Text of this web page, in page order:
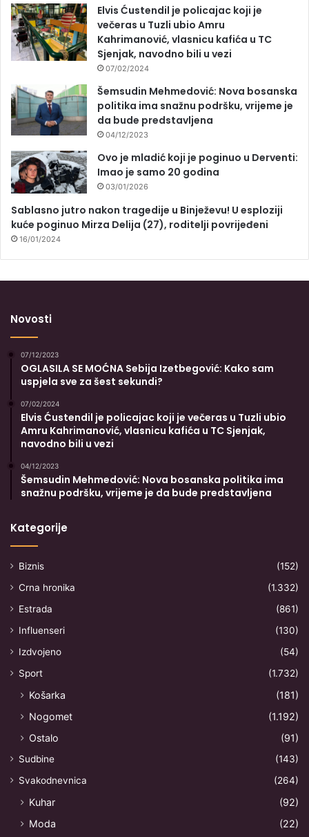
Elvis Ćustendil je policajac koji je
večeras u Tuzli ubio Amru
Kahrimanović, vlasnicu kafića u TC
Sjenjak, navodno bili u vezi
07/02/2024
Šemsudin Mehmedović: Nova bosanska
politika ima snažnu podršku, vrijeme je
da bude predstavljena
04/12/2023
Ovo je mladić koji je poginuo u Derventi:
Imao je samo 20 godina
03/01/2026
Sablasno jutro nakon tragedije u Binježevu! U esploziji
kuće poginuo Mirza Delija (27), roditelji povrijeđeni
16/01/2024
Novosti
07/12/2023
OGLASILA SE MOĆNA Sebija Izetbegović: Kako sam
uspjela sve za šest sekundi?
07/02/2024
Elvis Ćustendil je policajac koji je večeras u Tuzli ubio
Amru Kahrimanović, vlasnicu kafića u TC Sjenjak,
navodno bili u vezi
04/12/2023
Šemsudin Mehmedović: Nova bosanska politika ima
snažnu podršku, vrijeme je da bude predstavljena
Kategorije
Biznis
(152)
Crna hronika
(1.332)
Estrada
(861)
Influenseri
(130)
Izdvojeno
(54)
Sport
(1.732)
Košarka
(181)
Nogomet
(1.192)
Ostalo
(91)
Sudbine
(143)
Svakodnevnica
(264)
Kuhar
(92)
Moda
(22)